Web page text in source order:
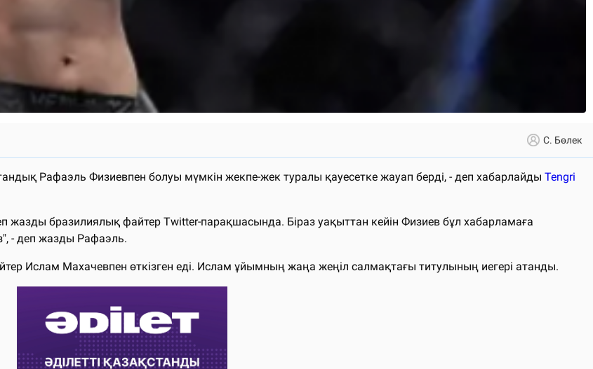
С. Бөлек
Рафаэль Физиевпен болуы мүмкін жекпе-жек туралы қауесетке жауап берді, - деп хабарлайды Tengri
жазды бразилиялық файтер Twitter-парақшасында. Біраз уақыттан кейін Физиев бұл хабарламаға
- деп жазды Рафаэль.
Ислам Махачевпен өткізген еді. Ислам ұйымның жаңа жеңіл салмақтағы титулының иегері атанды.